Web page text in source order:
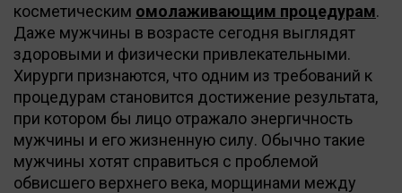
косметическим омолаживающим процедурам.
Даже мужчины в возрасте сегодня выглядят
здоровыми и физически привлекательными.
Хирурги признаются, что одним из требований к
процедурам становится достижение результата,
при котором бы лицо отражало энергичность
мужчины и его жизненную силу. Обычно такие
мужчины хотят справиться с проблемой
обвисшего верхнего века, морщинами между